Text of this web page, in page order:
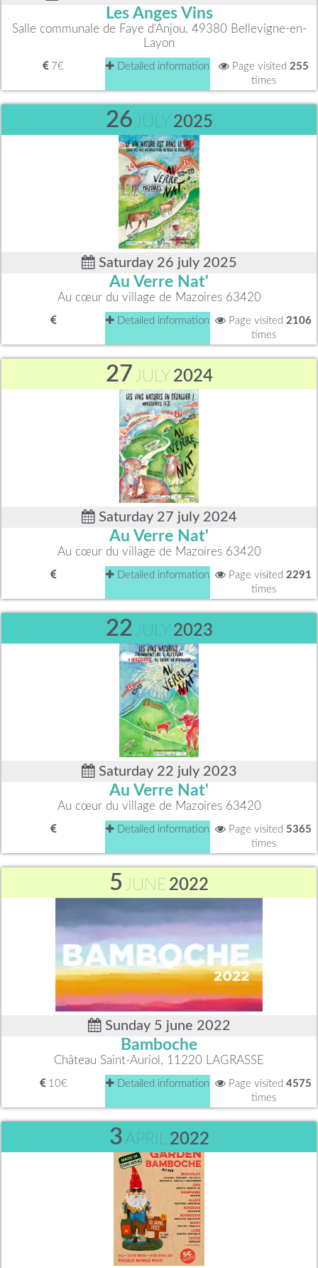
Les Anges Vins
Salle communale de Faye d'Anjou, 49380 Bellevigne-en-
Layon
7€ Detailed information Page visited 255
times
26 JULY 2025
Saturday 26 july 2025
Au Verre Nat'
Au cœur du village de Mazoires 63420
Detailed information Page visited 2106
times
27JULY 2024
Saturday 27 july 2024
Au Verre Nat'
Au cœur du village de Mazoires 63420
Detailed information Page visited 2291
times
22 JULY 2023
Saturday 22 july 2023
Au Verre Nat'
Au cœur du village de Mazoires 63420
Detailed information Page visited 5365
times
5 JUNE 2022
Sunday 5 june 2022
Bamboche
Château Saint-Auriol, 11220 LAGRASSE
10€ Detailed information Page visited 4575
times
3APRIL 2022